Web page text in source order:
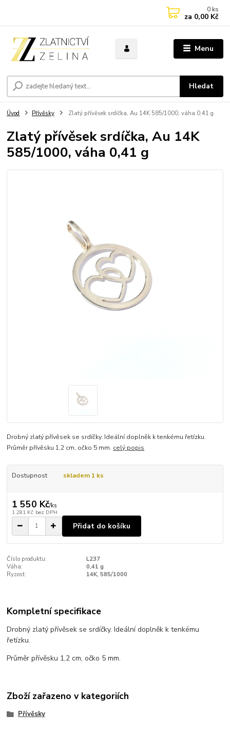
Menu
Hledat
0 ks
za 0,00 Kč
Úvod Přívěsky Zlatý přívěsek srdíčka, Au 14K 585/1000, váha 0,41 g
Zlatý přívěsek srdíčka, Au 14K
585/1000, váha 0,41 g
Drobný zlatý přívěsek se srdíčky. Ideální doplněk k tenkému řetízku.
Průměr přívěsku 1,2 cm, očko 5 mm. celý popis
Dostupnost skladem 1 ks
1 550 Kč/ks
1 281 Kč bez DPH
Přidat do košíku
Číslo produktu:
L237
Váha:
0,41 g
Ryzost:
14K, 585/1000
Kompletní specifikace
Drobný zlatý přívěsek se srdíčky. Ideální doplněk k tenkému
řetízku.
Průměr přívěsku 1,2 cm, očko 5 mm.
Zboží zařazeno v kategoriích
Přívěsky